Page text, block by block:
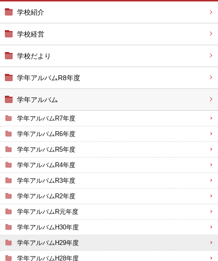
学校紹介
学校経営
学校だより
学年アルバムR8年度
学年アルバム
学年アルバムR7年度
学年アルバムR6年度
学年アルバムR5年度
学年アルバムR4年度
学年アルバムR3年度
学年アルバムR2年度
学年アルバムR元年度
学年アルバムH30年度
学年アルバムH29年度
学年アルバムH28年度